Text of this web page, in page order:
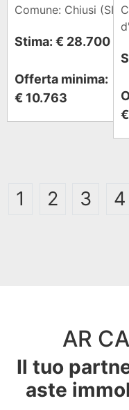
Comune: Chiusi (SI)
Stima: € 28.700
Offerta minima:
€ 10.763
1 2 3 4
AR
Il tuo
aste